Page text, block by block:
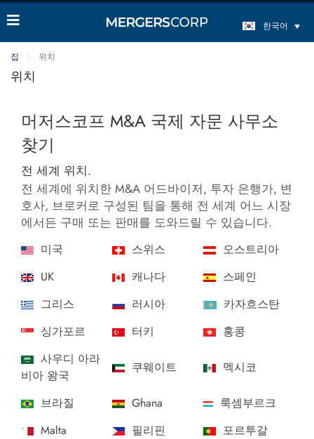
한국어
집 위치
위치
머저스코프 M&A 국제 자문 사무소
찾기
전 세계 위치.
전 세계에 위치한 M&A 어드바이저, 투자 은행가, 변
호사, 브로커로 구성된 팀을 통해 전 세계 어느 시장
에서든 구매 또는 판매를 도와드릴 수 있습니다.
미국 스위스
오스트리아
UK
캐나다
스페인
그리스
러시아
카자흐스탄
싱가포르
터키
홍콩
사우디 아라
비아 왕국
쿠웨이트 멕시코
브라질 Ghana
룩셈부르크
Malta
필리핀
포르투갈